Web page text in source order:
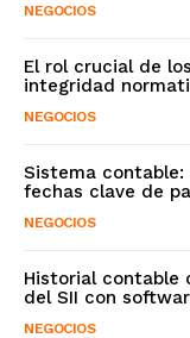
NEGOCIOS
El rol crucial de
integridad
NEGOCIOS
Sistema
fechas clave de
NEGOCIOS
Historial contable
del SII con
NEGOCIOS